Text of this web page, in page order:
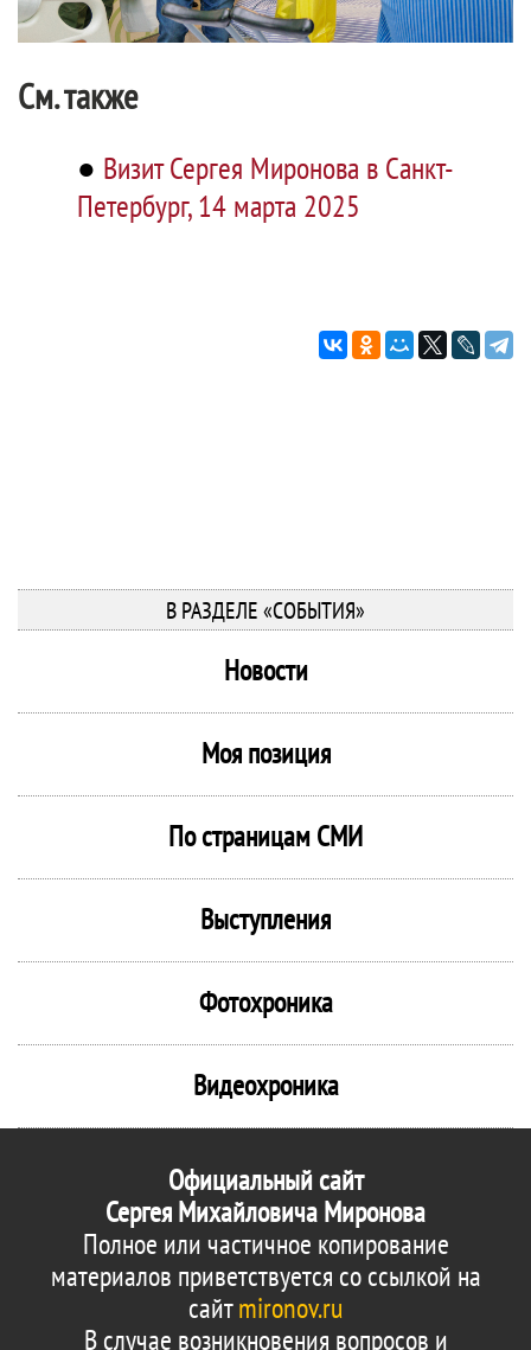
См. также
● Визит Сергея Миронова в Санкт-
Петербург, 14 марта 2025
В РАЗДЕЛЕ «СОБЫТИЯ»
Новости
Моя позиция
По страницам СМИ
Выступления
Фотохроника
Видеохроника
Официальный сайт
Сергея Михайловича Миронова
Полное или частичное копирование
материалов приветствуется со ссылкой на
сайтmironov.ru
В случае возникновения вопросов и